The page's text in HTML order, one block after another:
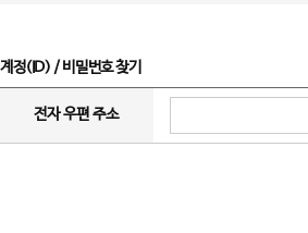
계정(ID) / 비밀번호 찾기
전자 우편 주소